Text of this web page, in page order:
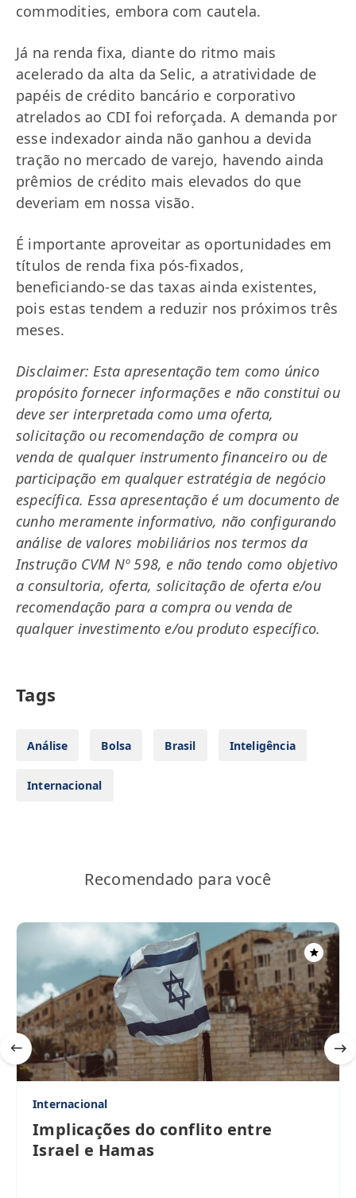
commodities, embora com cautela.
Já na renda fixa, diante do ritmo mais
acelerado da alta da Selic, a atratividade de
papéis de crédito bancário e corporativo
atrelados ao CDI foi reforçada. A demanda por
esse indexador ainda não ganhou a devida
tração no mercado de varejo, havendo ainda
prêmios de crédito mais elevados do que
deveriam em nossa visão.
É importante aproveitar as oportunidades em
títulos de renda fixa pós-fixados,
beneficiando-se das taxas ainda existentes,
pois estas tendem a reduzir nos próximos três
meses.
Disclaimer: Esta apresentação tem como único
propósito fornecer informações e não constitui ou
deve ser interpretada como uma oferta,
solicitação ou recomendação de compra ou
venda de qualquer instrumento financeiro ou de
participação em qualquer estratégia de negócio
específica. Essa apresentação é um documento de
cunho meramente informativo, não configurando
análise de valores mobiliários nos termos da
Instrução CVM Nº 598, e não tendo como objetivo
a consultoria, oferta, solicitação de oferta e/ou
recomendação para a compra ou venda de
qualquer investimento e/ou produto específico.
Tags
Análise Bolsa Brasil Inteligência
Internacional
Recomendado para você
Internacional
Implicações do conflito entre
Israel e Hamas